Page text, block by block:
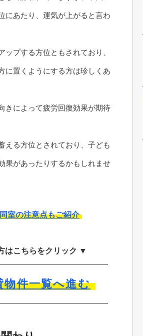
にあたり、運気が上がると言わ
ップする方位ともされており、
に置くようにする方は珍しくあ
きによって疲労回復効果が期待
える方位とされており、子ども
果があったりするかもしれませ
室の注意点もご紹介
はこちらをクリック ▼
物件一覧へ進む